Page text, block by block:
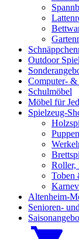
Outdoor
Computer-
Schulmöbel
Möbel für
Spielzeug-
Roller,
Toben
Altenheim-
Senioren-